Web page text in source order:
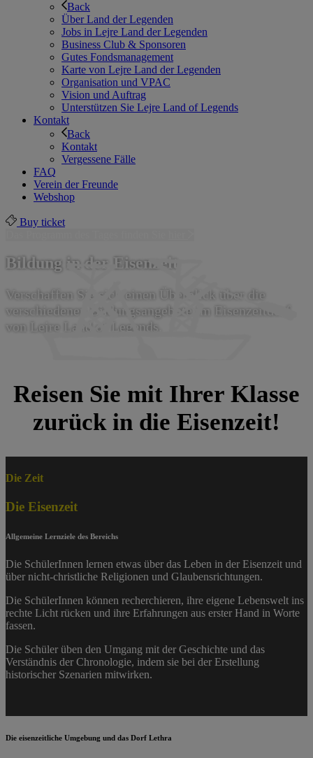
Back
Über Land der Legenden
Jobs in Lejre Land der Legenden
Business Club & Sponsoren
Gutes Fondsmanagement
Karte von Lejre Land der Legenden
Organisation und VPAC
Vision und Auftrag
Unterstützen Sie Lejre Land of Legends
Kontakt
Back
Kontakt
Vergessene Fälle
FAQ
Verein der Freunde
Webshop
Buy ticket
Bildung in der Eisenzeit
Verschaffen Sie sich einen Überblick über die
verschiedenen Bildungsangebote im Eisenzeitdorf
von Lejre Land of Legends.
Reisen Sie mit Ihrer Klasse
zurück in die Eisenzeit!
Die Zeit
Die Eisenzeit
Allgemeine Lernziele des Bereichs
Die SchülerInnen lernen etwas über das Leben in der Eisenzeit und
über nicht-christliche Religionen und Glaubensrichtungen.
Die SchülerInnen können recherchieren, ihre eigene Lebenswelt ins
rechte Licht rücken und ihre Erfahrungen aus erster Hand in Worte
fassen.
Die Schüler üben den Umgang mit der Geschichte und das
Verständnis der Chronologie, indem sie bei der Erstellung
historischer Szenarien mitwirken.
Die eisenzeitliche Umgebung und das Dorf Lethra